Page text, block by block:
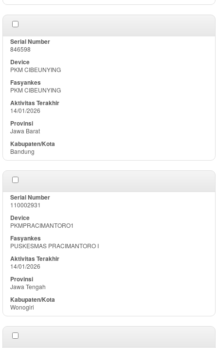
846598
PKM CIBEUNYING
PKM CIBEUNYING
14/01/2026
Jawa Barat
Bandung
110002931
PKMPRACIMANTORO1
PUSKESMAS PRACIMANTORO I
14/01/2026
Jawa Tengah
Wonogiri